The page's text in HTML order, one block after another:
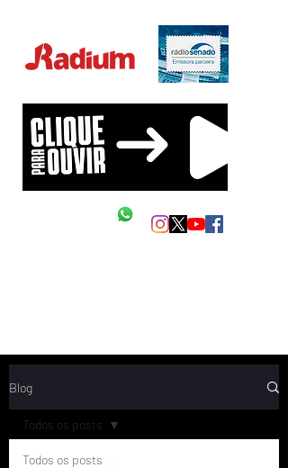
Blog
Todos os posts
Todos os posts